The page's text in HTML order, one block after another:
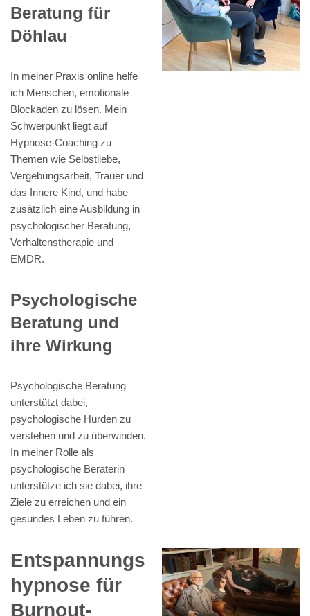
Beratung für
Döhlau
In meiner Praxis online helfe
ich Menschen, emotionale
Blockaden zu lösen. Mein
Schwerpunkt liegt auf
Hypnose-Coaching zu
Themen wie Selbstliebe,
Vergebungsarbeit, Trauer und
das Innere Kind, und habe
zusätzlich eine Ausbildung in
psychologischer Beratung,
Verhaltenstherapie und
EMDR.
Psychologische
Beratung und
ihre Wirkung
Psychologische Beratung
unterstützt dabei,
psychologische Hürden zu
verstehen und zu überwinden.
In meiner Rolle als
psychologische Beraterin
unterstütze ich sie dabei, ihre
Ziele zu erreichen und ein
gesundes Leben zu führen.
Entspannungs
hypnose für
Burnout-